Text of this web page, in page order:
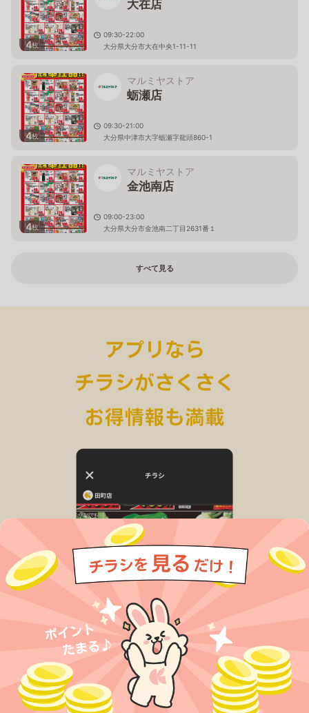
4枚
大在店
09:30-22:00
大分県大分市大在中央1-11-11
4枚
マルミヤストア
蛎瀬店
09:30-21:00
大分県中津市大字蛎瀬字龍頭860-1
4枚
マルミヤストア
金池南店
09:00-23:00
大分県大分市金池南二丁目2631番１
すべて見る